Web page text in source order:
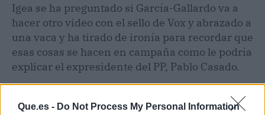
Que.es - Do Not Process My Personal Information
Igea se ha preguntado si García-Gallardo va a
hacer otro video con el sello de Vox y abrazado a
una vaca y ha tirado de ironía para recordar que
esas cosas se hacen en campaña como le podría
explicar el expresidente del PP, Pablo Casado.